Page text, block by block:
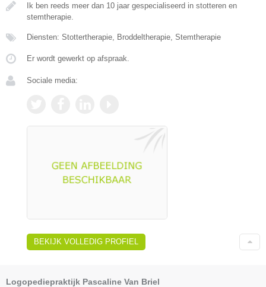
Ik ben reeds meer dan 10 jaar gespecialiseerd in stotteren en
stemtherapie.
Diensten: Stottertherapie, Broddeltherapie, Stemtherapie
Er wordt gewerkt op afspraak.
Sociale media:
BEKIJK VOLLEDIG PROFIEL
Logopediepraktijk Pascaline Van Briel